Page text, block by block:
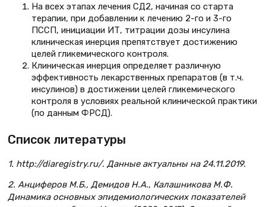
На всех этапах лечения СД2, начиная со старта
терапии, при добавлении к лечению 2-го и 3-го
ПССП, инициации ИТ, титрации дозы инсулина
клиническая инерция препятствует достижению
целей гликемического контроля.
Клиническая инерция определяет различную
эффективность лекарственных препаратов (в т.ч.
инсулинов) в достижении целей гликемического
контроля в условиях реальной клинической практики
(по данным ФРСД).
Список литературы
1. http://diaregistry.ru/. Данные актуальны на 24.11.2019.
2. Анциферов М.Б., Демидов Н.А., Калашникова М.Ф.
Динамика основных эпидемиологических показателей